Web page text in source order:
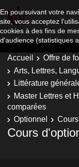
En poursuivant votre
site, vous acceptez
cookies à des fins de
d'audience (statistiques
Accueil Offre de
Arts, Lettres,
Littérature
Master Lettres et
comparées
Optionnel
Cours